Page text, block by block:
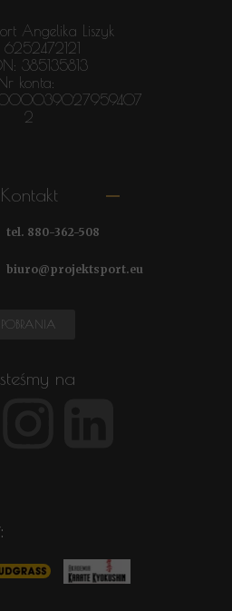
na
880-362-508
Kontakt
Angelika Liszyk
6252472121
385135813
Nr konta:
2